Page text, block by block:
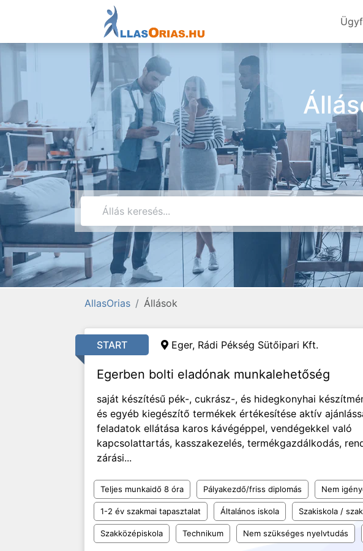
AllasOrias Állások
START Eger, Rádi Pékség Sütőipari Kft.
Egerben bolti eladónak munkalehetőség
saját készítésű pék-, cukrász-, és hidegkonyhai
és egyéb kiegészítő termékek értékesítése aktív
feladatok ellátása karos kávégéppel, vendégekkel való
kapcsolattartás, kasszakezelés, termékgazdálkodás,
zárási...
Teljes munkaidő 8 óra Pályakezdő/friss diplomás Nem
1-2 év szakmai tapasztalat Általános iskola Szakiskola /
Szakközépiskola Technikum Nem szükséges nyelvtudás